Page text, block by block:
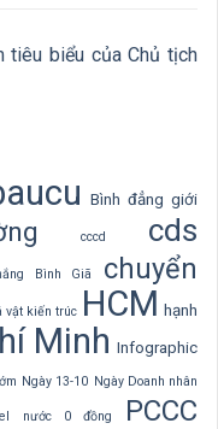
biểu của Chủ tịch
Bình đẳng giới
cccd cds
Bình Giã
chuyển
vật kiến trúc HCM hạnh
Minh Infographic
Ngày 13-10 Ngày Doanh nhân
nước 0 đồng PCCC